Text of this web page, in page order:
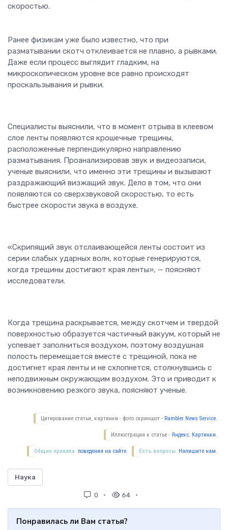
скоростью.
Ранее физикам уже было известно, что при
разматывании скотч отклеивается не плавно, а рывками.
Даже если процесс выглядит гладким, на
микроскопическом уровне все равно происходят
проскальзывания и рывки.
Специалисты выяснили, что в момент отрыва в клеевом
слое ленты появляются крошечные трещины,
расположенные перпендикулярно направлению
разматывания. Проанализировав звук и видеозаписи,
ученые выяснили, что именно эти трещины и вызывают
раздражающий визжащий звук. Дело в том, что они
появляются со сверхзвуковой скоростью, то есть
быстрее скорости звука в воздухе.
«Скрипящий звук отслаивающейся ленты состоит из
серии слабых ударных волн, которые генерируются,
когда трещины достигают края ленты», — поясняют
исследователи.
Когда трещина раскрывается, между скотчем и твердой
поверхностью образуется частичный вакуум, который не
успевает заполниться воздухом, поэтому воздушная
полость перемещается вместе с трещиной, пока не
достигнет края ленты и не схлопнется, столкнувшись с
неподвижным окружающим воздухом. Это и приводит к
возникновению резкого звука, поясняют ученые.
Цитирование статьи, картинки - фото скриншот - Rambler News Service.
Иллюстрация к статье - Яндекс. Картинки.
Есть вопросы. Напишите нам.
Общие правила поведения на сайте.
Наука
0 64
Понравилась ли Вам статья?